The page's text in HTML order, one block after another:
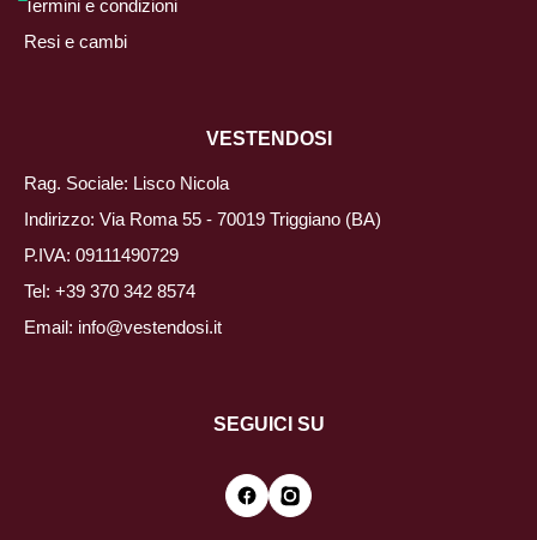
Termini e condizioni
Resi e cambi
VESTENDOSI
Rag. Sociale: Lisco Nicola
Indirizzo: Via Roma 55 - 70019 Triggiano (BA)
P.IVA: 09111490729
Tel: +39 370 342 8574
Email: info@vestendosi.it
SEGUICI SU